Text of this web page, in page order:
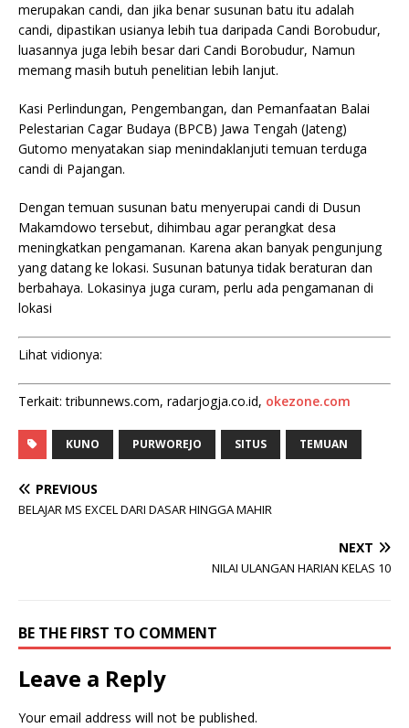
merupakan candi, dan jika benar susunan batu itu adalah
candi, dipastikan usianya lebih tua daripada Candi Borobudur,
luasannya juga lebih besar dari Candi Borobudur, Namun
memang masih butuh penelitian lebih lanjut.
Kasi Perlindungan, Pengembangan, dan Pemanfaatan Balai
Pelestarian Cagar Budaya (BPCB) Jawa Tengah (Jateng)
Gutomo menyatakan siap menindaklanjuti temuan terduga
candi di Pajangan.
Dengan temuan susunan batu menyerupai candi di Dusun
Makamdowo tersebut, dihimbau agar perangkat desa
meningkatkan pengamanan. Karena akan banyak pengunjung
yang datang ke lokasi. Susunan batunya tidak beraturan dan
berbahaya. Lokasinya juga curam, perlu ada pengamanan di
lokasi
Lihat vidionya:
Terkait: tribunnews.com, radarjogja.co.id, okezone.com
KUNO PURWOREJO SITUS TEMUAN
PREVIOUS
BELAJAR MS EXCEL DARI DASAR HINGGA MAHIR
NEXT
NILAI ULANGAN HARIAN KELAS 10
BE THE FIRST TO COMMENT
Leave a Reply
Your email address will not be published.